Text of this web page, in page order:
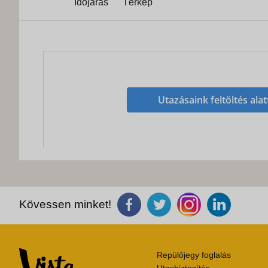
Időjárás Térkép
Utazásaink feltöltés
Kövessen minket!
Repülőjegy foglalás